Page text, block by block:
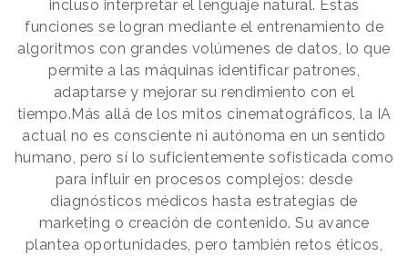
incluso interpretar el lenguaje natural. Estas
funciones se logran mediante el entrenamiento de
algoritmos con grandes volúmenes de datos, lo que
permite a las máquinas identificar patrones,
adaptarse y mejorar su rendimiento con el
tiempo.Más allá de los mitos cinematográficos, la IA
actual no es consciente ni autónoma en un sentido
humano, pero sí lo suficientemente sofisticada como
para influir en procesos complejos: desde
diagnósticos médicos hasta estrategias de
marketing o creación de contenido. Su avance
plantea oportunidades, pero también retos éticos,